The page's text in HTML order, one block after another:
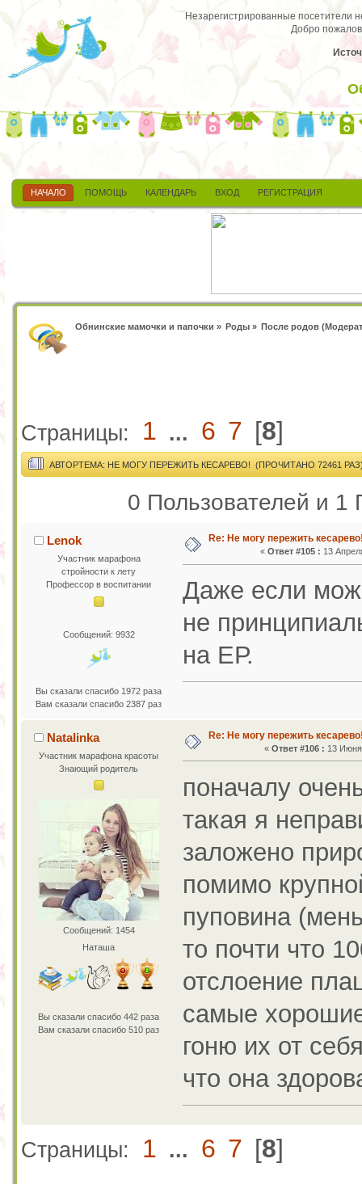
Незарегистрированные посетители
Добро
НАЧАЛО ПОМОЩЬ КАЛЕНДАРЬ ВХОД РЕГИСТРАЦИЯ
Обнинские мамочки и папочки » Роды» После родов
Страницы: 1 ... 6 7 [8]
АВТОРТЕМА: НЕ МОГУ ПЕРЕЖИТЬ КЕСАРЕВО! (ПРОЧИТАНО 72461
0 Пользователей и 1
Lenok
Участник марафона
стройности к лету
Профессор в воспитании
Сообщений: 9932
Вы сказали спасибо 1972 раза
Вам сказали спасибо 2387 раз
Re: Не могу пережить
«Ответ #105 : 13
Даже если
не
на ЕР.
Natalinka
Участник марафона красоты
Знающий родитель
Сообщений: 1454
Наташа
Вы сказали спасибо 442 раза
Вам сказали спасибо 510 раз
Re: Не могу пережить
« Ответ #106 : 13
поначалу
такая я
заложено
помимо
пуповина
то почти что
отслоение
самые
гоню их от
что она
Страницы: 1 ... 6 7 [8]